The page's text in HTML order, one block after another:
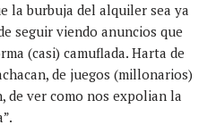
la burbuja del alquiler sea ya
seguir viendo anuncios que
(casi) camuflada. Harta de
de juegos (millonarios)
de ver como nos expolian la